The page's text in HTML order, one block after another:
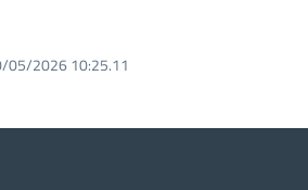
05/2026 10:25.11